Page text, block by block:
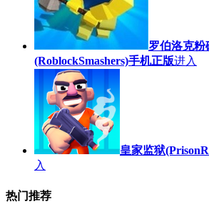
罗伯洛克粉
(RoblockSmashers)手机正版进入
皇家监狱
入
热门推荐